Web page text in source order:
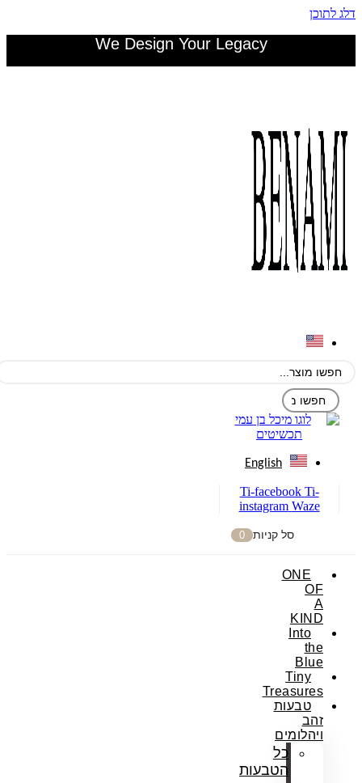
דלג לתוכן
We Design Your Legacy
English
Ti-facebook Ti-
instagram Waze
סל קניות 0
ONE
OF
A
KIND
Into
the
Blue
Tiny
Treasures
טבעות
זהב
ויהלומים
כל
הטבעות